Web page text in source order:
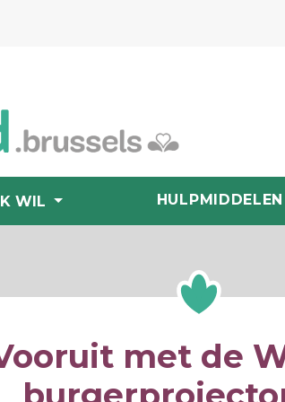
IK WIL HULPMIDDELEN
met de